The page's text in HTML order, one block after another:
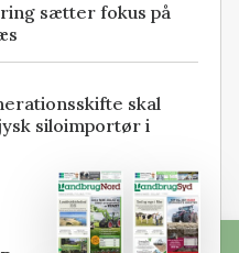
sætter fokus på
skal
siloimportør i